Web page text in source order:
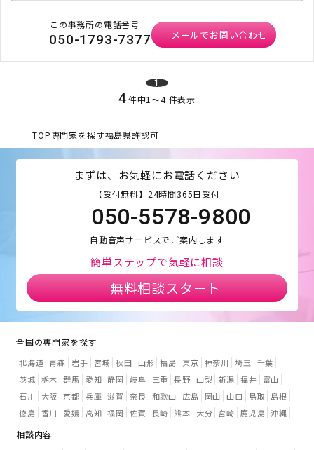
この事務所の電話番号
050-1793-7377 メールでお問い合わせ
1
4件中1〜4件表示
TOP専門家を探す福島県許認可
まずは、お気軽にお電話ください
【受付無料】24時間365日受付
050-5578-9800
自動音声サービスでご案内します
簡単ステップで気軽に相談
無料相談スタート
全国の専門家を探す
北海道 青森 岩手 宮城 秋田 山形 福島 東京 神奈川 埼玉
千葉
茨城 栃木 群馬 愛知 静岡 岐阜 三重 長野 山梨 新潟 福井
富山
石川
大阪 京都 兵庫 滋賀 奈良 和歌山 広島 岡山 山口 鳥取
島根
徳島 香川 愛媛 高知 福岡 佐賀 長崎 熊本 大分 宮崎 鹿児島 沖縄
相談内容